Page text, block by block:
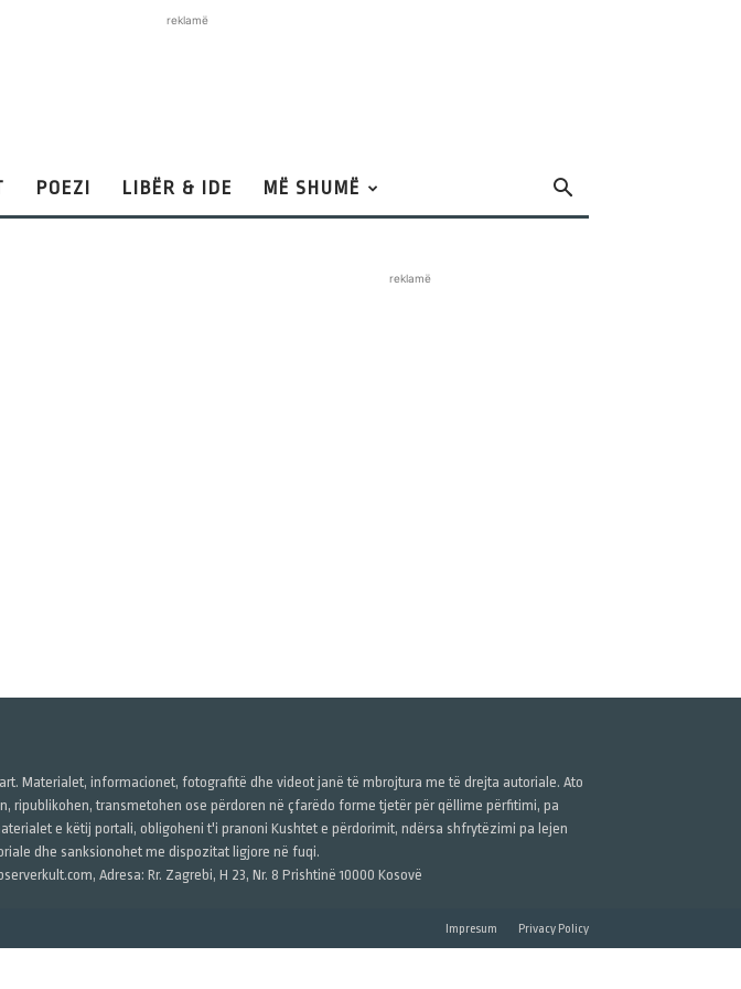
reklamë
POEZI LIBËR & IDE MË SHUMË
reklamë
Materialet, informacionet, fotografitë dhe videot janë të mbrojtura me të drejta autoriale. Ato
ripublikohen, transmetohen ose përdoren në çfarëdo forme tjetër për qëllime përfitimi, pa
e këtij portali, obligoheni t'i pranoni Kushtet e përdorimit, ndërsa shfrytëzimi pa lejen
dhe sanksionohet me dispozitat ligjore në fuqi.
Adresa: Rr. Zagrebi, H 23, Nr. 8 Prishtinë 10000 Kosovë
Impresum Privacy Policy